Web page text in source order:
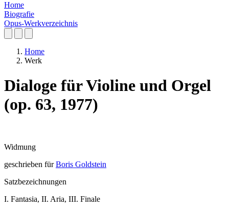
Home
Biografie
Opus-Werkverzeichnis
Home
Werk
Dialoge für Violine und Orgel
(op. 63, 1977)
Widmung
geschrieben fürBoris Goldstein
Satzbezeichnungen
I. Fantasia, II. Aria, III. Finale